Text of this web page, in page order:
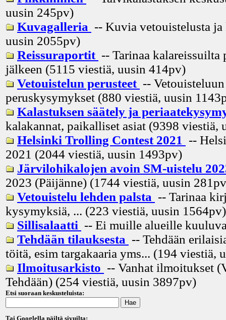
uusin 245pv)
Kuvagalleria -- Kuvia vetouistelusta
uusin 2055pv)
Reissuraportit -- Tarinaa kalareissuilta
jälkeen (5115 viestiä, uusin 414pv)
Vetouistelun perusteet --
peruskysymykset (880 viestiä, uusin
Kalastuksen säätely ja
kalakannat, paikalliset asiat (9398 viestiä,
Helsinki Trolling Contest 2021 --
2021 (2044 viestiä, uusin 1493pv)
Järvilohikalojen avoin SM-uistelu
2023 (Päijänne) (1744 viestiä, uusin 281pv
Vetouistelu lehden palsta -- Tarinaa
kysymyksiä, ... (223 viestiä, uusin 1564pv)
Sillisalaatti -- Ei muille alueille
Tehdään tilauksesta -- Tehdään
töitä, esim targakaaria yms... (194 viestiä,
Ilmoitusarkisto -- Vanhat ilmoitukset
Tehdään) (254 viestiä, uusin 3897pv)
Etsi suoraan keskusteluista:
Tai Googlella näiltä sivuilta: